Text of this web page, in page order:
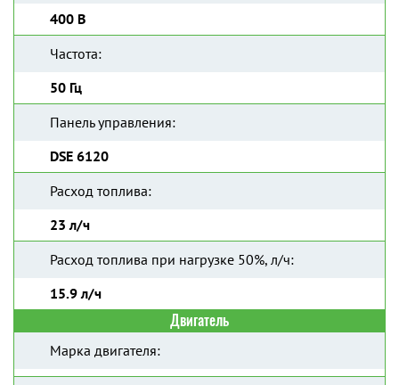
400 В
Частота:
50 Гц
Панель управления:
DSE 6120
Расход топлива:
23 л/ч
Расход топлива при нагрузке 50%, л/ч:
15.9 л/ч
Двигатель
Марка двигателя: